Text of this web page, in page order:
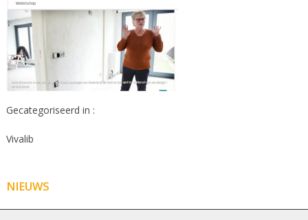
Gecategoriseerd in :
Vivalib
NIEUWS